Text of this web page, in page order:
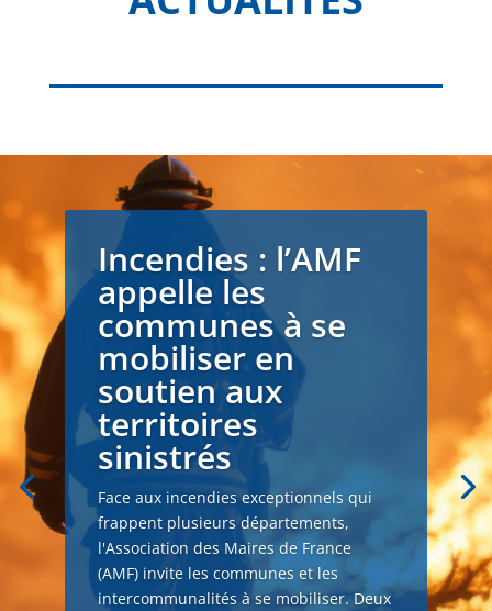
Incendies : l’AMF
appelle les
communes à se
mobiliser en
soutien aux
territoires
sinistrés
Face aux incendies exceptionnels qui
frappent plusieurs départements,
l'Association des Maires de France
(AMF) invite les communes et les
intercommunalités à se mobiliser. Deux